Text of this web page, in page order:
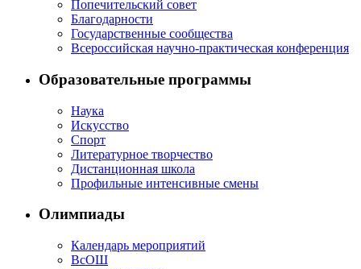
Попечительский совет
Благодарности
Государственные сообщества
Всероссийская научно-практическая конференция
Образовательные программы
Наука
Искусство
Спорт
Литературное творчество
Дистанционная школа
Профильные интенсивные смены
Олимпиады
Календарь мероприятий
ВсОШ